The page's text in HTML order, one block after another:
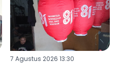
7 Agustus 2026 13:30